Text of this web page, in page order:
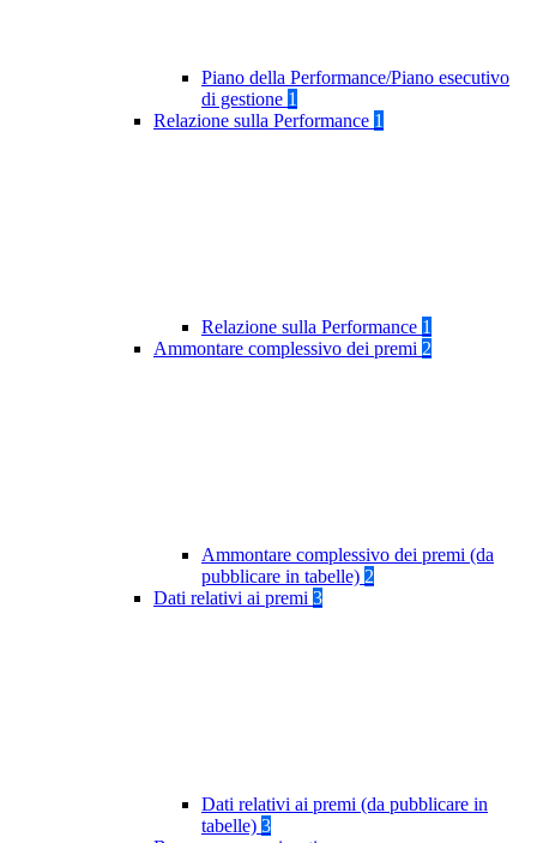
Piano della Performance/Piano esecutivo
di gestione 1
Relazione sulla Performance 1
Relazione sulla Performance 1
Ammontare complessivo dei premi 2
Ammontare complessivo dei premi (da
pubblicare in tabelle) 2
Dati relativi ai premi 3
Dati relativi ai premi (da pubblicare in
tabelle) 3